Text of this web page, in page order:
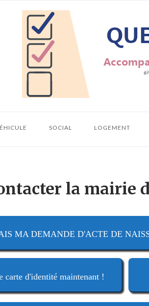
Home
SOCIAL LOGEMENT
la mairie
MA DEMANDE D'ACTE DE
carte d'identité maintenant !